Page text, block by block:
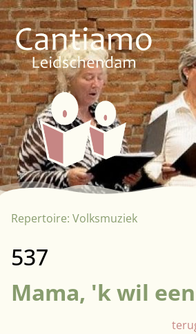
Repertoire: Volksmuziek
537
Mama, 'k wil